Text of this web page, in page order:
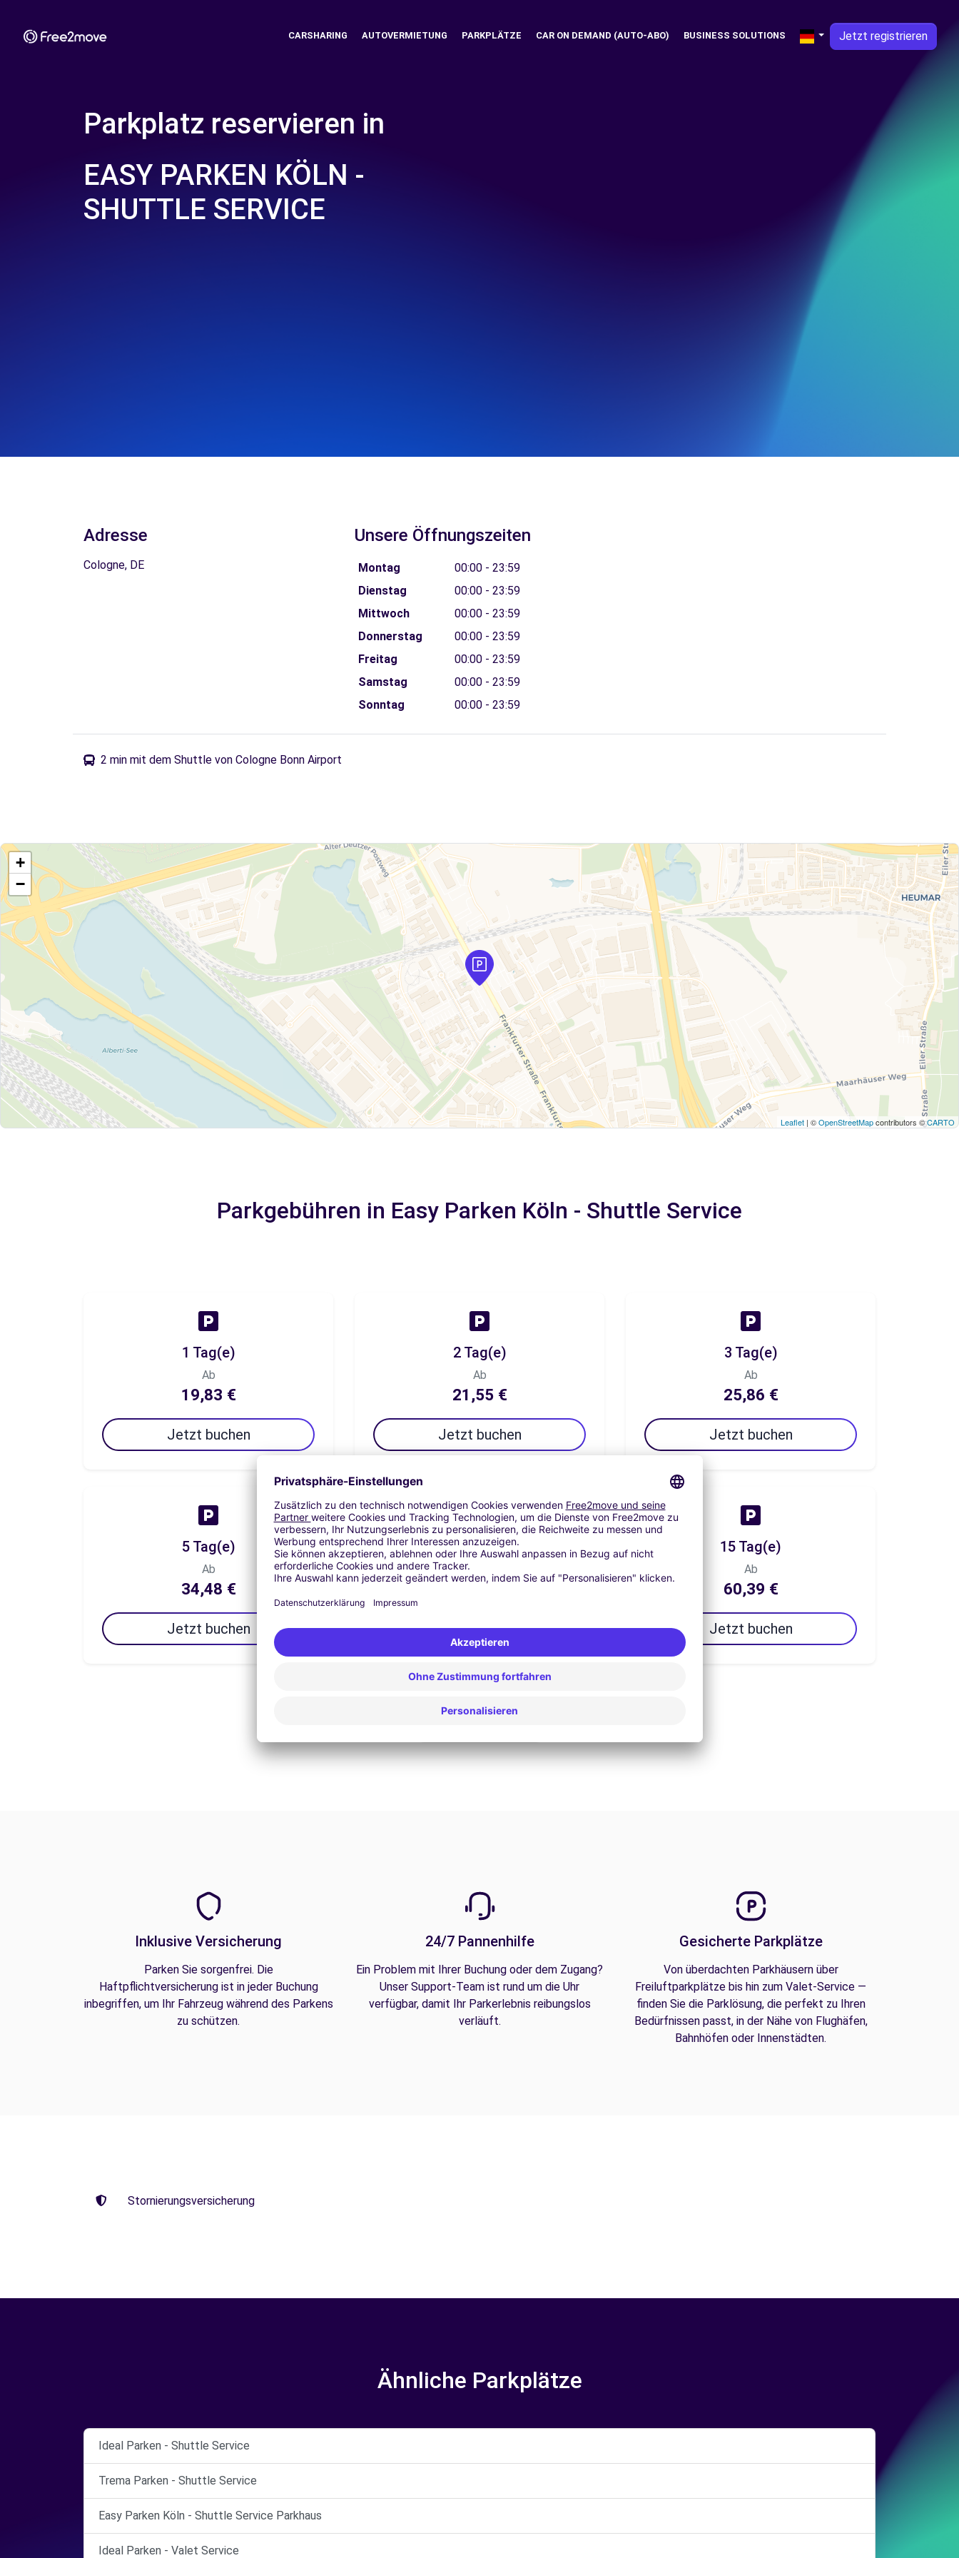
CARSHARING AUTOVERMIETUNG PARKPLÄTZE CAR ON DEMAND (AUTO-ABO) BUSINESS SOLUTIONS Jetzt registrieren
Parkplatz reservieren in
EASY PARKEN KÖLN -
SHUTTLE SERVICE
Adresse
Cologne, DE
Unsere Öffnungszeiten
Montag
00:00 - 23:59
Dienstag
00:00 - 23:59
Mittwoch
00:00 - 23:59
Donnerstag
00:00 - 23:59
Freitag
00:00 - 23:59
Samstag
00:00 - 23:59
Sonntag
00:00 - 23:59
2 min mit dem Shuttle von Cologne Bonn Airport
+
−
Leaflet | ©OpenStreetMapcontributors ©CARTO
Parkgebühren in Easy Parken Köln - Shuttle Service
1 Tag(e)
Ab
19,83 €
Jetzt buchen
2 Tag(e)
Ab
21,55 €
Jetzt buchen
3 Tag(e)
Ab
25,86 €
Jetzt buchen
5 Tag(e)
Ab
34,48 €
Jetzt buchen
7 Tag(e)
37,96 €
Jetzt buchen
15 Tag(e)
Ab
60,39 €
Jetzt buchen
Inklusive Versicherung
Parken Sie sorgenfrei. Die
Haftpflichtversicherung ist in jeder Buchung
inbegriffen, um Ihr Fahrzeug während des Parkens
zu schützen.
24/7 Pannenhilfe
Ein Problem mit Ihrer Buchung oder dem Zugang?
Unser Support-Team ist rund um die Uhr
verfügbar, damit Ihr Parkerlebnis reibungslos
verläuft.
Gesicherte Parkplätze
Von überdachten Parkhäusern über
Freiluftparkplätze bis hin zum Valet-Service —
finden Sie die Parklösung, die perfekt zu Ihren
Bedürfnissen passt, in der Nähe von Flughäfen,
Bahnhöfen oder Innenstädten.
Stornierungsversicherung
Ähnliche Parkplätze
Ideal Parken - Shuttle Service
Trema Parken - Shuttle Service
Easy Parken Köln - Shuttle Service Parkhaus
Ideal Parken - Valet Service